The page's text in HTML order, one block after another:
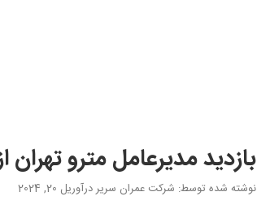
بازدید مدیرعامل مترو تهران
نوشته شده توسط: شرکت عمران سریردرآوریل 20, 2024